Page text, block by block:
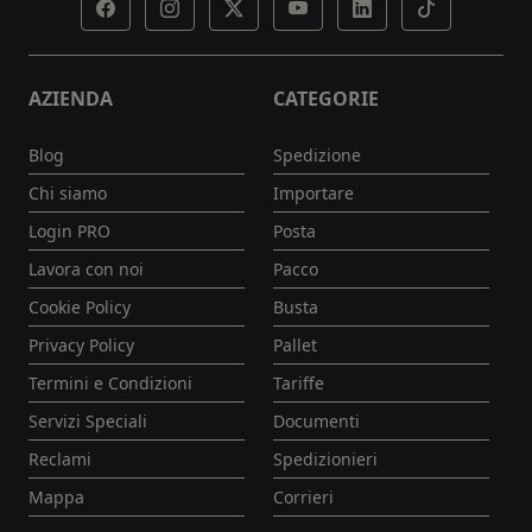
AZIENDA
Blog
Chi siamo
Login PRO
Lavora con noi
Cookie Policy
Privacy Policy
Termini e Condizioni
Servizi Speciali
Reclami
Mappa
CATEGORIE
Spedizione
Importare
Posta
Pacco
Busta
Pallet
Tariffe
Documenti
Spedizionieri
Corrieri